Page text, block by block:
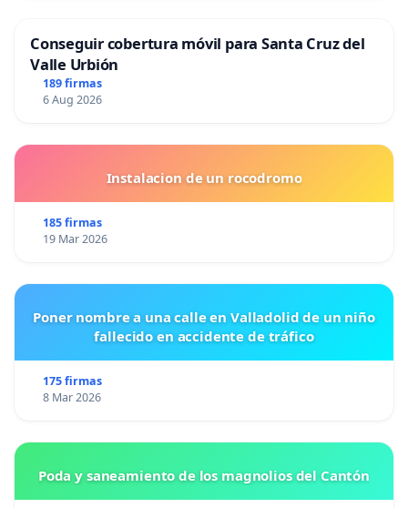
Conseguir cobertura móvil para Santa Cruz del
Valle Urbión
189 firmas
6 Aug 2026
Instalacion de un rocodromo
185 firmas
19 Mar 2026
Poner nombre a una calle en Valladolid de un niño
fallecido en accidente de tráfico
175 firmas
8 Mar 2026
Poda y saneamiento de los magnolios del Cantón